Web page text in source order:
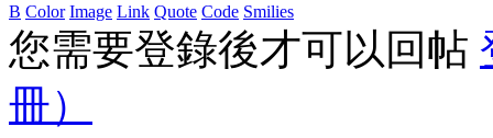
B Color Image Link Quote Code Smilies
您需要登錄後才可以回帖
冊）